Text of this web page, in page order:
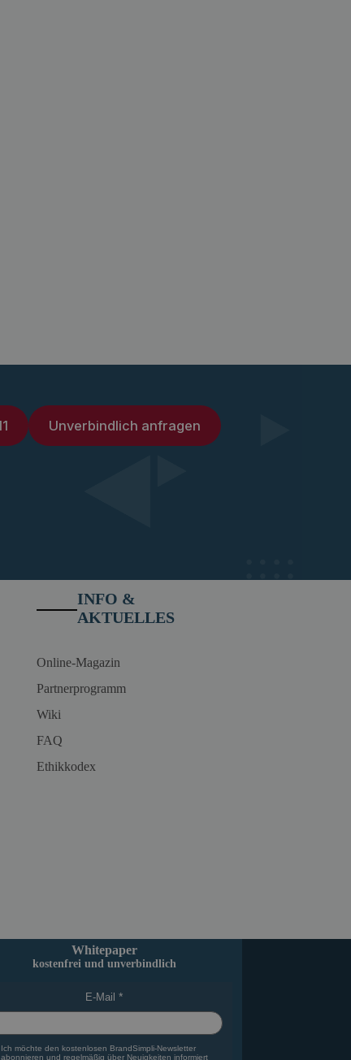
Unverbindlich anfragen
INFO &
AKTUELLES
Online-Magazin
Partnerprogramm
Wiki
FAQ
Ethikkodex
Whitepaper
kostenfrei und unverbindlich
E-Mail
Ich möchte den kostenlosen BrandSimpli-Newsletter
abonnieren und regelmäßig über Neuigkeiten informiert